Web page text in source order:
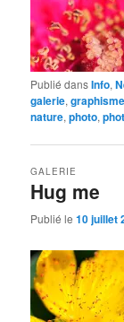
Publié dansInfo,
galerie,graphisme
nature,photo,
Hug me
GALERIE
Publié le10 juillet